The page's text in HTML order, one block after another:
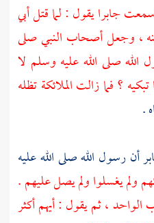
جابرايقول : لما قتل أبي
، وجعل أصحاب النبي صلى
الله صلى الله عليه وسلم لا
؟ فما زالت الملائكة تظله
.
أن رسول الله صلى الله عليه
ولم يغسلوا ولم يصل عليهم .
الواحد ، ثم يقول : أيهم أكثر